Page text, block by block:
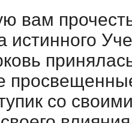
вам
истинного
со